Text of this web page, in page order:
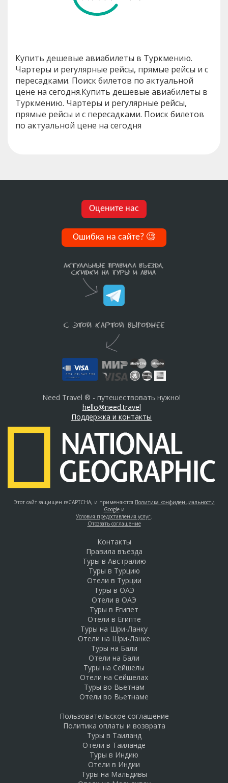
Купить дешевые авиабилеты в Туркмению.
Чартеры и регулярные рейсы, прямые рейсы и с
пересадками. Поиск билетов по актуальной
цене на сегодня.Купить дешевые авиабилеты в
Туркмению. Чартеры и регулярные рейсы,
прямые рейсы и с пересадками. Поиск билетов
по актуальной цене на сегодня
Оцените нас
Ошибка на сайте? 🧐
Need Travel ® - путешествовать нужно!
hello@need.travel
Поддержка и контакты
Этот сайт защищен reCAPTCHA, и применяются Политика конфиденциальности
Googleи
Условия предоставления услуг.
Отозвать соглашение
Контакты
Правила въезда
Туры в Австралию
Туры в Турцию
Отели в Турции
Туры в ОАЭ
Отели в ОАЭ
Туры в Египет
Отели в Египте
Туры на Шри-Ланку
Отели на Шри-Ланке
Туры на Бали
Отели на Бали
Туры на Сейшелы
Отели на Сейшелах
Туры во Вьетнам
Отели во Вьетнаме
Пользовательское соглашение
Политика оплаты и возврата
Туры в Таиланд
Отели в Таиланде
Туры в Индию
Отели в Индии
Туры на Мальдивы